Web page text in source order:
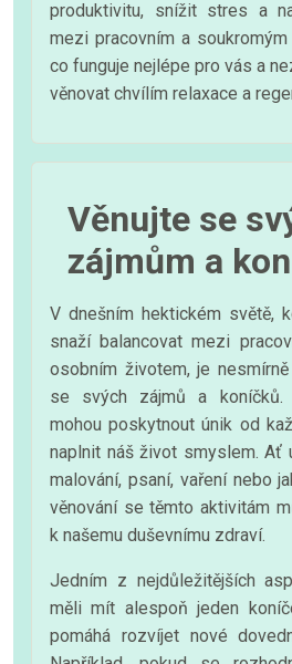
produktivitu, snížit stres a
mezi pracovním a
co funguje nejlépe pro vás a
věnovat chvílím relaxace a
Věnujte se
zájmům a
V dnešním hektickém světě,
snaží balancovat mezi
osobním životem, je
se svých zájmů a koníčků.
mohou poskytnout únik od
naplnit náš život smyslem. Ať
malování, psaní, vaření nebo
věnování se těmto aktivitám
k našemu duševnímu zdraví.
Jedním z nejdůležitějších
měli mít alespoň jeden
pomáhá rozvíjet nové